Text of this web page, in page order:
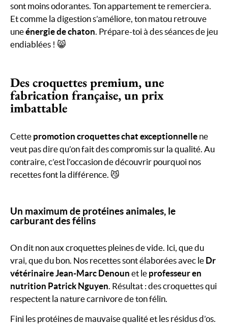
sont moins odorantes. Ton appartement te remerciera.
Et comme la digestion s’améliore, ton matou retrouve
uneénergie de chaton. Prépare-toi à des séances de jeu
endiablées ! 😸
Des croquettes premium, une
fabrication française, un prix
imbattable
Cette promotion croquettes chat exceptionnelle ne
veut pas dire qu’on fait des compromis sur la qualité. Au
contraire, c’est l’occasion de découvrir pourquoi nos
recettes font la différence. 😼
Un maximum de protéines animales, le
carburant des félins
On dit non aux croquettes pleines de vide. Ici, que du
vrai, que du bon. Nos recettes sont élaborées avec le Dr
vétérinaire Jean-Marc Denoun et le professeur en
nutrition Patrick Nguyen. Résultat : des croquettes qui
respectent la nature carnivore de ton félin.
Fini les protéines de mauvaise qualité et les résidus d’os.